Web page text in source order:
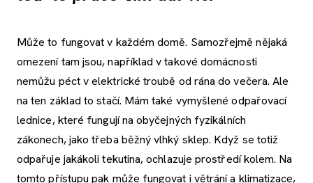
Může to fungovat v každém domě. Samozřejmě nějaká
omezení tam jsou, například v takové domácnosti
nemůžu péct v elektrické troubě od rána do večera. Ale
na ten základ to stačí. Mám také vymyšlené odpařovací
lednice, které fungují na obyčejných fyzikálních
zákonech, jako třeba běžný vlhký sklep. Když se totiž
odpařuje jakákoli tekutina, ochlazuje prostředí kolem. Na
tomto přístupu pak může fungovat i větrání a klimatizace,